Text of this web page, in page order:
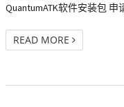
QuantumATK软件安装包
READ MORE